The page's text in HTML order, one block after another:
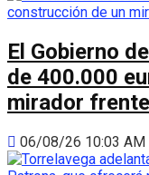
El Gobierno
de 400.000
mirador
06/08/26 10:03 AM